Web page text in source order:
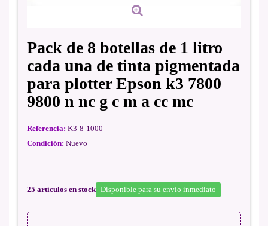
Pack de 8 botellas de 1 litro
cada una de tinta pigmentada
para plotter Epson k3 7800
9800 n nc g c m a cc mc
Referencia: K3-8-1000
Condición: Nuevo
25 artículos en stock Disponible para su envío inmediato